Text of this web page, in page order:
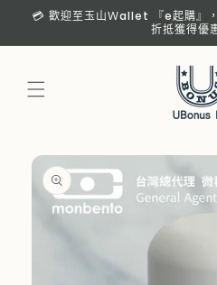
跳至內
💳 歡迎至玉山Ｗallet 『e起購』
折抵獲得優
略過產
品資訊